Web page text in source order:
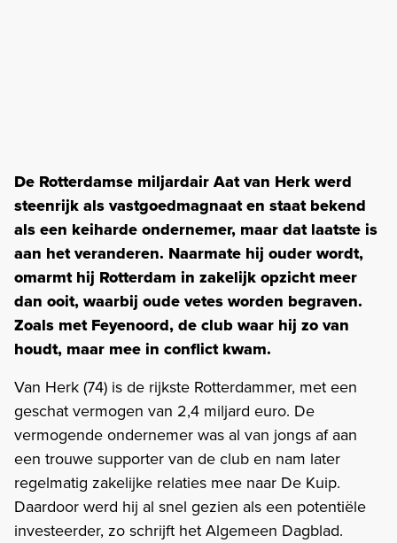
De Rotterdamse miljardair Aat van Herk werd
steenrijk als vastgoedmagnaat en staat bekend
als een keiharde ondernemer, maar dat laatste is
aan het veranderen. Naarmate hij ouder wordt,
omarmt hij Rotterdam in zakelijk opzicht meer
dan ooit, waarbij oude vetes worden begraven.
Zoals met Feyenoord, de club waar hij zo van
houdt, maar mee in conflict kwam.
Van Herk (74) is de rijkste Rotterdammer, met een
geschat vermogen van 2,4 miljard euro. De
vermogende ondernemer was al van jongs af aan
een trouwe supporter van de club en nam later
regelmatig zakelijke relaties mee naar De Kuip.
Daardoor werd hij al snel gezien als een potentiële
investeerder, zo schrijft het Algemeen Dagblad.